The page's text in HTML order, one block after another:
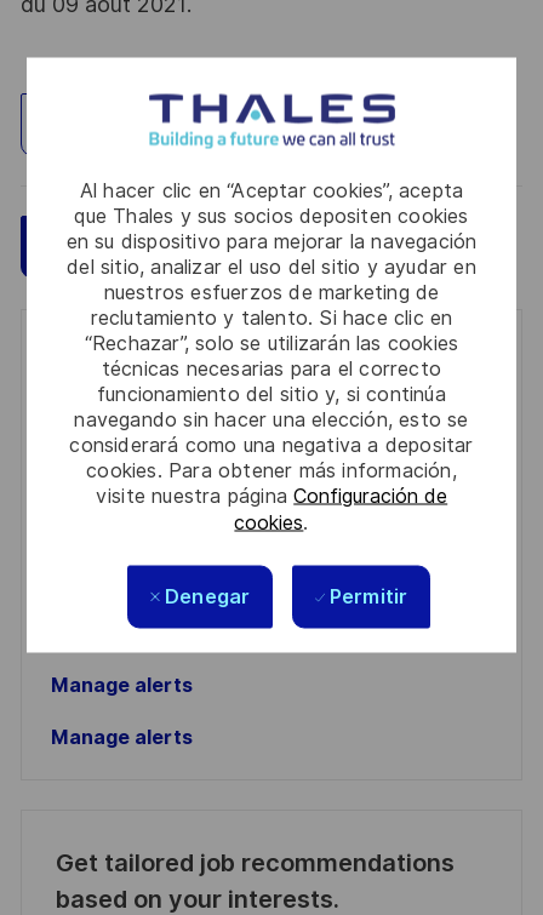
Al hacer clic en “Aceptar cookies”, acepta
que Thales y sus socios depositen cookies
en su dispositivo para mejorar la navegación
del sitio, analizar el uso del sitio y ayudar en
nuestros esfuerzos de marketing de
reclutamiento y talento. Si hace clic en
“Rechazar”, solo se utilizarán las cookies
técnicas necesarias para el correcto
funcionamiento del sitio y, si continúa
navegando sin hacer una elección, esto se
considerará como una negativa a depositar
cookies. Para obtener más información,
visite nuestra páginaConfiguración de
cookies.
Denegar Permitir
Explorar ubicación
Aplicar ahora Guardar
Get notified for similar jobs
You'll receive updates once a week
Enter
Revise y acepte los términos del procesamiento de
Activar
Manage alerts
Manage alerts
Get tailored job recommendations
based on your interests.